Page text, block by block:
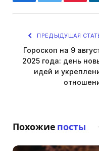
ПРЕДЫДУЩАЯ
Гороскоп на 9
2025 года: день
идей и
Похожие посты